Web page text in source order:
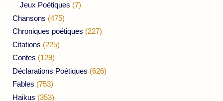
Jeux Poétiques (7)
Chansons (475)
Chroniques poétiques (227)
Citations (225)
Contes (129)
Déclarations Poétiques (626)
Fables (753)
Haikus (353)